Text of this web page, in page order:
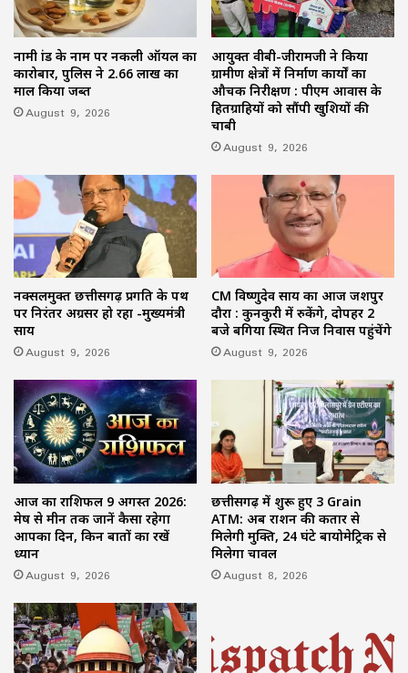
नामी ब्रांड के नाम पर नकली ऑयल का
कारोबार, पुलिस ने 2.66 लाख का
माल किया जब्त
August 9, 2026
आयुक्त वीबी-जीरामजी ने किया
ग्रामीण क्षेत्रों में निर्माण कार्यों का
औचक निरीक्षण : पीएम आवास के
हितग्राहियों को सौंपी खुशियों की
चाबी
August 9, 2026
नक्सलमुक्त छत्तीसगढ़ प्रगति के पथ
पर निरंतर अग्रसर हो रहा -मुख्यमंत्री
साय
August 9, 2026
CM विष्णुदेव साय का आज जशपुर
दौरा : कुनकुरी में रुकेंगे, दोपहर 2
बजे बगिया स्थित निज निवास पहुंचेंगे
August 9, 2026
आज का राशिफल 9 अगस्त 2026:
मेष से मीन तक जानें कैसा रहेगा
आपका दिन, किन बातों का रखें
ध्यान
August 9, 2026
छत्तीसगढ़ में शुरू हुए 3 Grain
ATM: अब राशन की कतार से
मिलेगी मुक्ति, 24 घंटे बायोमेट्रिक से
मिलेगा चावल
August 8, 2026